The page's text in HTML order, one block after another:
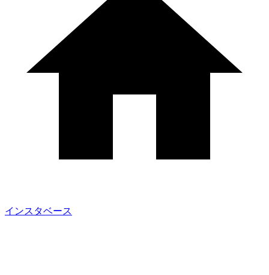
インスタベース